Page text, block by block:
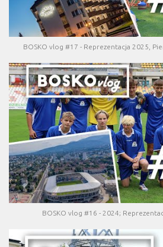
BOSKO vlog #17 - Reprezentacja 2025,
BOSKO vlog #16 - 2024;